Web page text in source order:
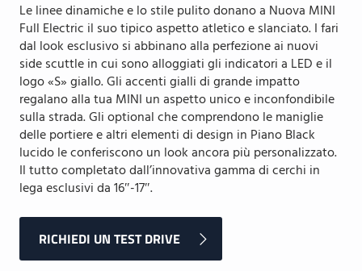
Le linee dinamiche e lo stile pulito donano a Nuova MINI
Full Electric il suo tipico aspetto atletico e slanciato. I fari
dal look esclusivo si abbinano alla perfezione ai nuovi
side scuttle in cui sono alloggiati gli indicatori a LED e il
logo «S» giallo. Gli accenti gialli di grande impatto
regalano alla tua MINI un aspetto unico e inconfondibile
sulla strada. Gli optional che comprendono le maniglie
delle portiere e altri elementi di design in Piano Black
lucido le conferiscono un look ancora più personalizzato.
Il tutto completato dall’innovativa gamma di cerchi in
lega esclusivi da 16″-17″.
RICHIEDI UN TEST DRIVE